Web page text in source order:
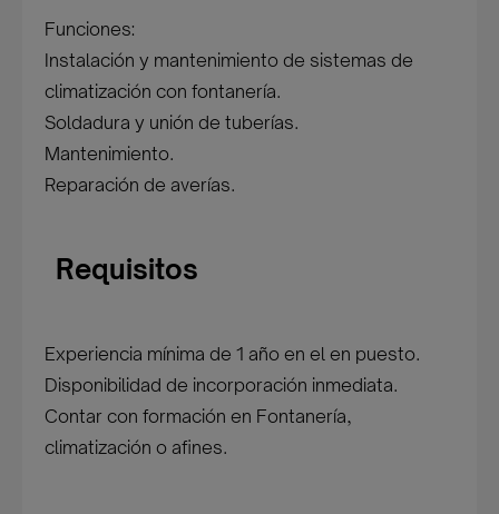
Funciones:
Instalación y mantenimiento de sistemas de
climatización con fontanería.
Soldadura y unión de tuberías.
Mantenimiento.
Reparación de averías.
Requisitos
Experiencia mínima de 1 año en el en puesto.
Disponibilidad de incorporación inmediata.
Contar con formación en Fontanería,
climatización o afines.